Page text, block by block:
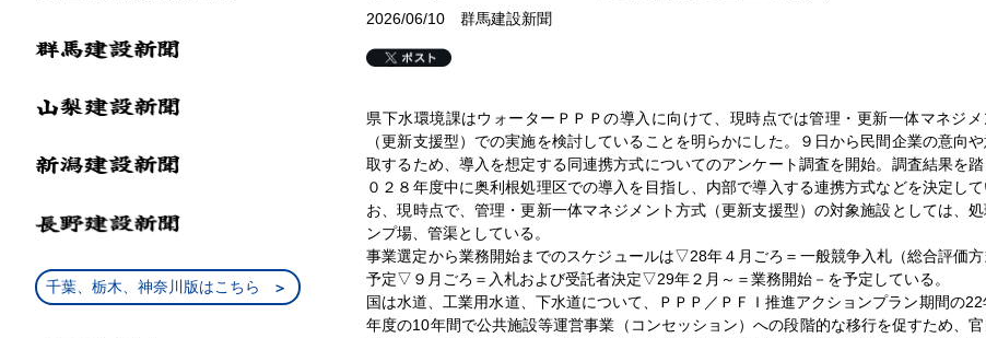
千葉、栃木、神奈川版はこちら
2026/06/10 群馬建設新聞
県下水環境課はウォーターＰＰＰの導入に向けて、現時点では管理・更新一体マネジ
（更新支援型）での実施を検討していることを明らかにした。９日から民間企業の意向
取するため、導入を想定する同連携方式についてのアンケート調査を開始。調査結果を踏
０２８年度中に奥利根処理区での導入を目指し、内部で導入する連携方式などを決定し
お、現時点で、管理・更新一体マネジメント方式（更新支援型）の対象施設としては、
ンプ場、管渠としている。
事業選定から業務開始までのスケジュールは▽28年４月ごろ＝一般競争入札（総合評価
予定▽９月ごろ＝入札および受託者決定▽29年２月～＝業務開始－を予定している。
国は水道、工業用水道、下水道について、ＰＰＰ／ＰＦＩ推進アクションプラン期間の
年度の10年間で公共施設等運営事業（コンセッション）への段階的な移行を促すため、